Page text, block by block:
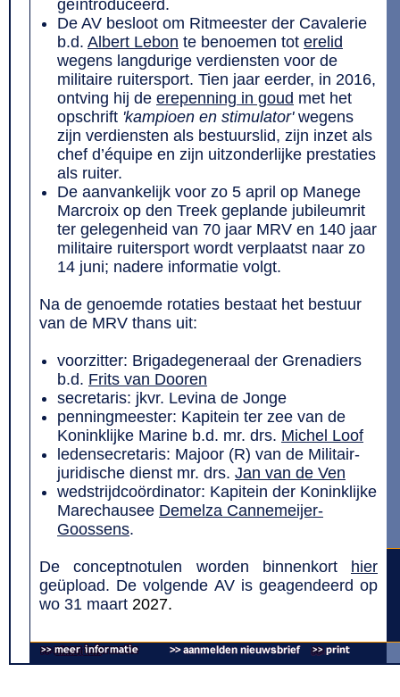
geïntroduceerd.
De AV besloot om Ritmeester der Cavalerie
b.d. Albert Lebon te benoemen tot erelid
wegens langdurige verdiensten voor de
militaire ruitersport. Tien jaar eerder, in 2016,
ontving hij de erepenning in goud met het
opschrift 'kampioen en stimulator'wegens
zijn verdiensten als bestuurslid, zijn inzet als
chef d’équipe en zijn uitzonderlijke prestaties
als ruiter.
De aanvankelijk voor zo 5 april op Manege
Marcroix op den Treek geplande jubileumrit
ter gelegenheid van 70 jaar MRV en 140 jaar
militaire ruitersport wordt verplaatst naar zo
14 juni; nadere informatie volgt.
Na de genoemde rotaties bestaat het bestuur
van de MRV thans uit:
voorzitter: Brigadegeneraal der Grenadiers
b.d. Frits van Dooren
secretaris: jkvr. Levina de Jonge
penningmeester: Kapitein ter zee van de
Koninklijke Marine b.d. mr. drs. Michel Loof
ledensecretaris: Majoor (R) van de Militair-
juridische dienst mr. drs. Jan van de Ven
wedstrijdcoördinator: Kapitein der Koninklijke
Marechausee Demelza Cannemeijer-
Goossens.
De conceptnotulen worden binnenkort hier
geüpload. De volgende AV is geagendeerd op
wo 31 maart 2027.